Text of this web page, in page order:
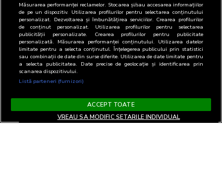
Măsurarea performanței reclamelor. Stocarea și/sau accesarea informațiilor
de pe un dispozitiv. Utilizarea profilurilor pentru selectarea conținutului
personalizat. Dezvoltarea și îmbunătățirea serviciilor. Crearea profilurilor
de conținut personalizat. Utilizarea profilurilor pentru selectarea
publicității personalizate. Crearea profilurilor pentru publicitate
personalizată. Măsurarea performanței conținutului. Utilizarea datelor
limitate pentru a selecta conținutul. Înțelegerea publicului prin statistici
sau combinații de date din surse diferite. Utilizarea de date limitate pentru
a selecta publicitatea. Date precise de geolocație și identificarea prin
scanarea dispozitivului.
Listă parteneri (furnizori)
ACCEPT TOATE
VREAU SA MODIFIC SETARILE INDIVIDUAL